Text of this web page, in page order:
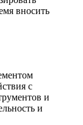
вносить
с
и
и